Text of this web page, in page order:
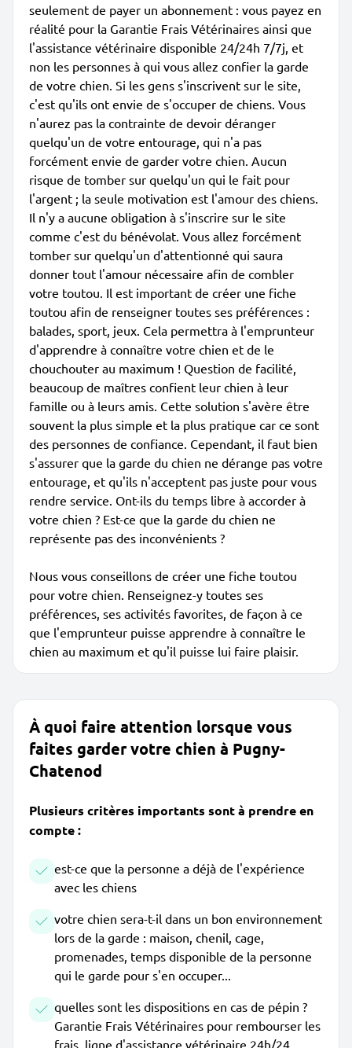
seulement de payer un abonnement : vous payez en
réalité pour la Garantie Frais Vétérinaires ainsi que
l'assistance vétérinaire disponible 24/24h 7/7j, et
non les personnes à qui vous allez confier la garde
de votre chien. Si les gens s'inscrivent sur le site,
c'est qu'ils ont envie de s'occuper de chiens. Vous
n'aurez pas la contrainte de devoir déranger
quelqu'un de votre entourage, qui n'a pas
forcément envie de garder votre chien. Aucun
risque de tomber sur quelqu'un qui le fait pour
l'argent ; la seule motivation est l'amour des chiens.
Il n'y a aucune obligation à s'inscrire sur le site
comme c'est du bénévolat. Vous allez forcément
tomber sur quelqu'un d'attentionné qui saura
donner tout l'amour nécessaire afin de combler
votre toutou. Il est important de créer une fiche
toutou afin de renseigner toutes ses préférences :
balades, sport, jeux. Cela permettra à l'emprunteur
d'apprendre à connaître votre chien et de le
chouchouter au maximum ! Question de facilité,
beaucoup de maîtres confient leur chien à leur
famille ou à leurs amis. Cette solution s'avère être
souvent la plus simple et la plus pratique car ce sont
des personnes de confiance. Cependant, il faut bien
s'assurer que la garde du chien ne dérange pas votre
entourage, et qu'ils n'acceptent pas juste pour vous
rendre service. Ont-ils du temps libre à accorder à
votre chien ? Est-ce que la garde du chien ne
représente pas des inconvénients ?
Nous vous conseillons de créer une fiche toutou
pour votre chien. Renseignez-y toutes ses
préférences, ses activités favorites, de façon à ce
que l'emprunteur puisse apprendre à connaître le
chien au maximum et qu'il puisse lui faire plaisir.
À quoi faire attention lorsque vous
faites garder votre chien à Pugny-
Chatenod
Plusieurs critères importants sont à prendre en
compte :
est-ce que la personne a déjà de l'expérience
avec les chiens
votre chien sera-t-il dans un bon environnement
lors de la garde : maison, chenil, cage,
promenades, temps disponible de la personne
qui le garde pour s'en occuper...
quelles sont les dispositions en cas de pépin ?
Garantie Frais Vétérinaires pour rembourser les
frais, ligne d'assistance vétérinaire 24h/24,